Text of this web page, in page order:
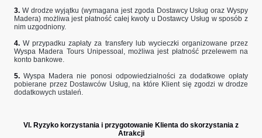
3. W drodze wyjątku (wymagana jest zgoda Dostawcy Usług oraz Wyspy
Madera) możliwa jest płatność całej kwoty u Dostawcy Usług w sposób z
nim uzgodniony.
4.W przypadku zapłaty za transfery lub wycieczki organizowane przez
Wyspa Madera Tours Unipessoal, możliwa jest płatność przelewem na
konto bankowe.
5. Wyspa Madera nie ponosi odpowiedzialności za dodatkowe opłaty
pobierane przez Dostawców Usług, na które Klient się zgodzi w drodze
dodatkowych ustaleń.
VI. Ryzyko korzystania i przygotowanie Klienta do skorzystania z
Atrakcji